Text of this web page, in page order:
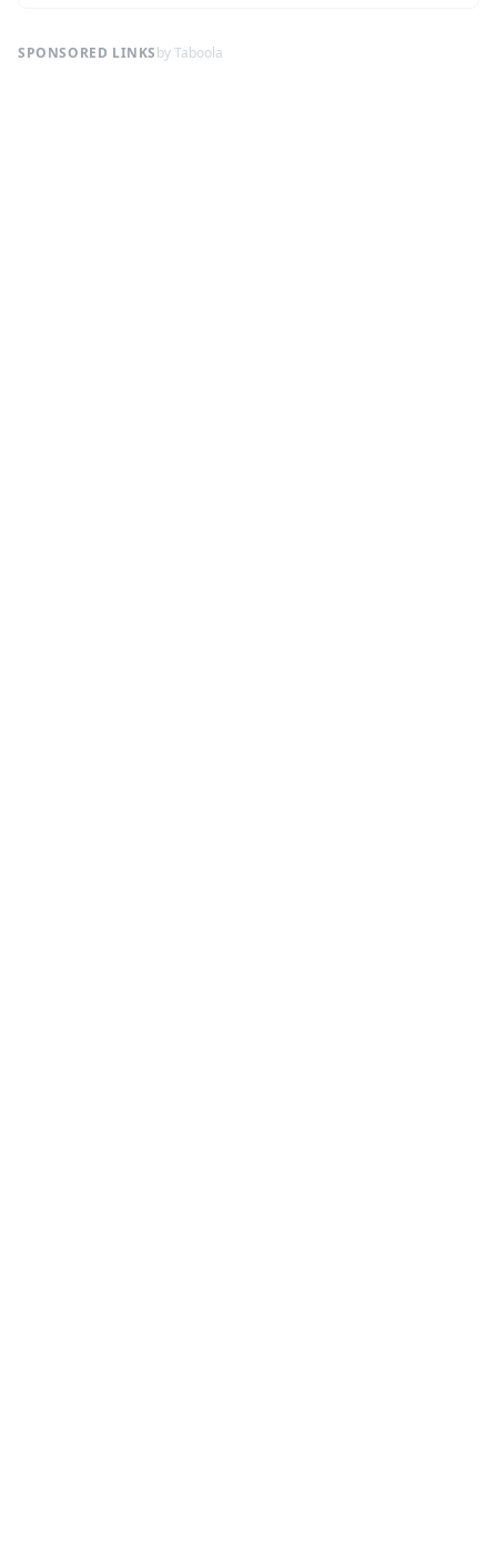
SPONSORED LINKSby Taboola